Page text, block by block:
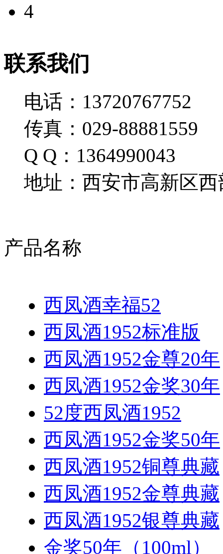
4
联系我们
电话：13720767752
传真：029-88881559
Q Q：1364990043
地址：西安市高新区西
产品名称
西凤酒幸福52
西凤酒1952标准版
西凤酒1952金尊20年
西凤酒1952金奖30年
52度西凤酒1952
西凤酒1952金奖50年
西凤酒1952铜尊典藏
西凤酒1952金尊典藏
西凤酒1952银尊典藏
金奖50年（100ml）